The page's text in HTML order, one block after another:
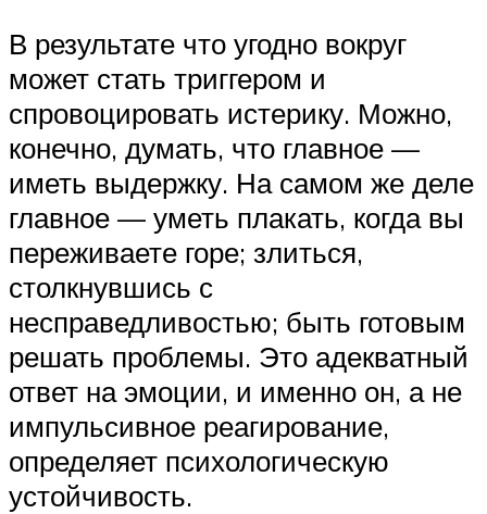
В результате что угодно вокруг
может стать триггером и
спровоцировать истерику. Можно,
конечно, думать, что главное —
иметь выдержку. На самом же деле
главное — уметь плакать, когда вы
переживаете горе; злиться,
столкнувшись с
несправедливостью; быть готовым
решать проблемы. Это адекватный
ответ на эмоции, и именно он, а не
импульсивное реагирование,
определяет психологическую
устойчивость.